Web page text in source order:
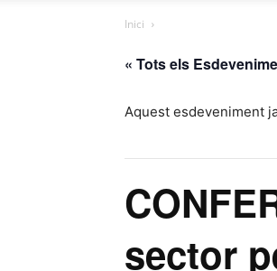
Inici
« Tots els
Aquest esdeveniment
sector